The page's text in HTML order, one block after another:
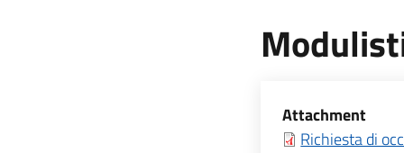
Allegati
Attachment
Richiesta di